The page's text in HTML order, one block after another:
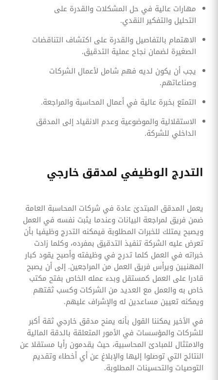
مهارات عالية في حل المشكلات والقدرة على
التحليل والتفكير النقدي.
الاهتمام بالتفاصيل والقدرة على اكتشاف التناقضات
الصغيرة لضمان نجاح عملية التدقيق.
يجب أن يكون لديه فهم شامل لأعمال الشركات
وصناعاتهم.
التمتع بخبرة عالية في أعمال المحاسبة والمراجعة.
الاستقلالية والموضوعية وعدم الانقياد إلى المدقق
الداخلي للشركة.
التدرج الوظيفي لمدقق خارجي
يعمل المدقق المبتدئ عادة في شركات المحاسبة العامة
ضمن فريق لمراجعة البيانات وعندما يثبت نفسه في العمل
ويصبح يمتلك للخبرات المطلوبة فيمكنه التدرج وظيفيا بأن
تعرض عليه الشركة تنفيذ التدقيق بمفرده، وكلما زادت
خبراته في العمل كلما تدرج في وظيفته وأصبح يقود كبار
المهنيين ويرأس فريق العمل من المراجعين. إلى أن يصبح
قادرا على العمل كمستقل وبدء عمله الخاص بفتح مكتب
خاص به والعمل مع العديد من الشركات وكسب ثقتهم
ويمكنه تعيين مساعدين له والإشراف عليهم.
في الأخير يمكننا القول بأنه يمنح مدقق خارجي ثقة أكبر
للشركات والمؤسسات في الأمور المتعلقة بالدقة المالية
والامتثال للمبادئ المحاسبية، حيث يقدمون رأيا مستقلا عن
النتائج التي توصلوا إليها والإبلاغ عن أي أخطاء وتقديم
التوصيات والتحسينات المطلوبة.